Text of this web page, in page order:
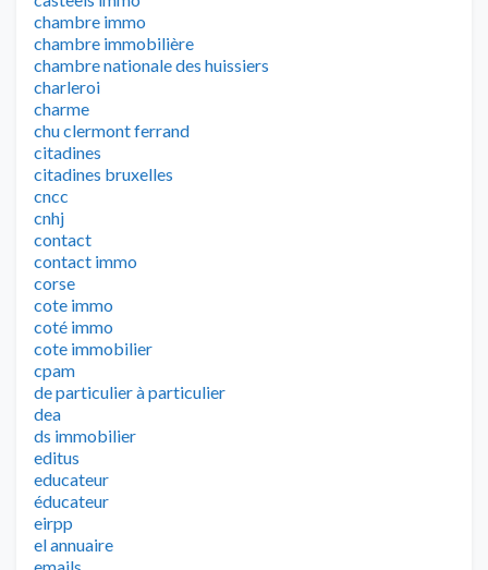
chambre immo
chambre immobilière
chambre nationale des huissiers
charleroi
charme
chu clermont ferrand
citadines
citadines bruxelles
cncc
cnhj
contact
contact immo
corse
cote immo
coté immo
cote immobilier
cpam
de particulier à particulier
dea
ds immobilier
editus
educateur
éducateur
eirpp
el annuaire